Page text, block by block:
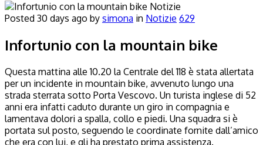
Notizie
Posted 30 days ago by simona in Notizie 629
Infortunio con la mountain bike
Questa mattina alle 10.20 la Centrale del 118 è stata allertata
per un incidente in mountain bike, avvenuto lungo una
strada sterrata sotto Porta Vescovo. Un turista inglese di 52
anni era infatti caduto durante un giro in compagnia e
lamentava dolori a spalla, collo e piedi. Una squadra si è
portata sul posto, seguendo le coordinate fornite dall’amico
che era con lui, e gli ha prestato prima assistenza.